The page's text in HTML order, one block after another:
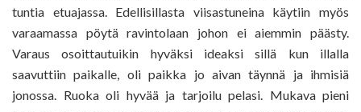
tuntia etuajassa. Edellisillasta viisastuneina käytiin myös
varaamassa pöytä ravintolaan johon ei aiemmin päästy.
Varaus osoittautuikin hyväksi ideaksi sillä kun illalla
saavuttiin paikalle, oli paikka jo aivan täynnä ja ihmisiä
jonossa. Ruoka oli hyvää ja tarjoilu pelasi. Mukava pieni